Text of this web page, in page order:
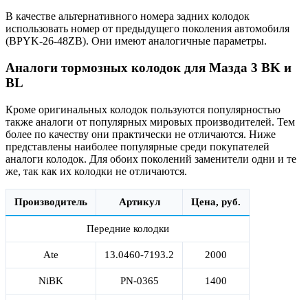
В качестве альтернативного номера задних колодок
использовать номер от предыдущего поколения автомобиля
(BPYK-26-48ZB). Они имеют аналогичные параметры.
Аналоги тормозных колодок для Мазда 3 BK и
BL
Кроме оригинальных колодок пользуются популярностью
также аналоги от популярных мировых производителей. Тем
более по качеству они практически не отличаются. Ниже
представлены наиболее популярные среди покупателей
аналоги колодок. Для обоих поколений заменители одни и те
же, так как их колодки не отличаются.
Производитель Артикул Цена, руб.
Передние колодки
Ate 13.0460-7193.2 2000
NiBK PN-0365 1400